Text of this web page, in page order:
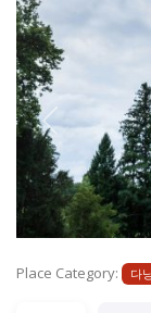
Previous
Place Category: 다